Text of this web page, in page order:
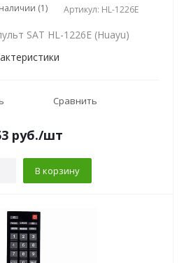
(1) Артикул: HL-1226E
SAT HL-1226E (Huayu)
Сравнить
руб./шт
В корзину